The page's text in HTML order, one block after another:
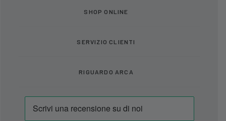
SHOP ONLINE
SERVIZIO CLIENTI
RIGUARDO ARCA